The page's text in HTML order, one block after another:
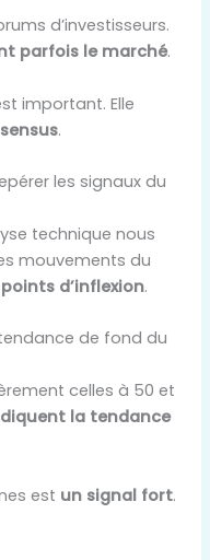
d’investisseurs.
parfois le marché.
important. Elle
.
les signaux du
technique nous
mouvements du
d’inflexion.
de fond du
celles à 50 et
la tendance
est un signal fort.